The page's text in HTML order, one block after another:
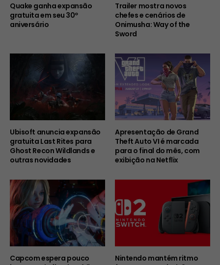
Quake ganha expansão
gratuita em seu 30º
aniversário
Trailer mostra novos
chefes e cenários de
Onimusha: Way of the
Sword
Ubisoft anuncia expansão
gratuita Last Rites para
Ghost Recon Wildlands e
outras novidades
Apresentação de Grand
Theft Auto VI é marcada
para o final do mês, com
exibição na Netflix
Capcom espera pouco
Nintendo mantém ritmo